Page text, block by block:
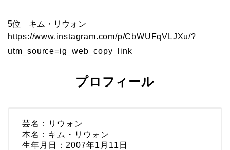
5位 キム・リウォン
https://www.instagram.com/p/CbWUFqVLJXu/?
utm_source=ig_web_copy_link
プロフィール
芸名：リウォン
本名：キム・リウォン
生年月日：2007年1月11日